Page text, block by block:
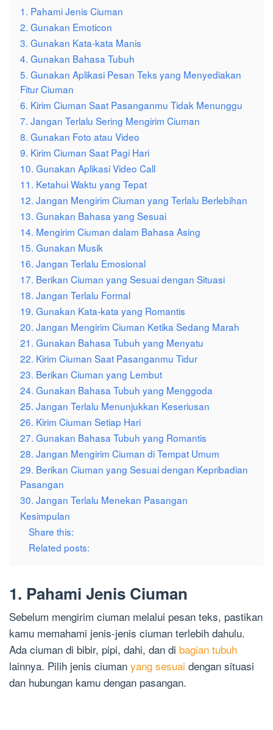
1. Pahami Jenis Ciuman
2. Gunakan Emoticon
3. Gunakan Kata-kata Manis
4. Gunakan Bahasa Tubuh
5. Gunakan Aplikasi Pesan Teks yang Menyediakan
Fitur Ciuman
6. Kirim Ciuman Saat Pasanganmu Tidak Menunggu
7. Jangan Terlalu Sering Mengirim Ciuman
8. Gunakan Foto atau Video
9. Kirim Ciuman Saat Pagi Hari
10. Gunakan Aplikasi Video Call
11. Ketahui Waktu yang Tepat
12. Jangan Mengirim Ciuman yang Terlalu Berlebihan
13. Gunakan Bahasa yang Sesuai
14. Mengirim Ciuman dalam Bahasa Asing
15. Gunakan Musik
16. Jangan Terlalu Emosional
17. Berikan Ciuman yang Sesuai dengan Situasi
18. Jangan Terlalu Formal
19. Gunakan Kata-kata yang Romantis
20. Jangan Mengirim Ciuman Ketika Sedang Marah
21. Gunakan Bahasa Tubuh yang Menyatu
22. Kirim Ciuman Saat Pasanganmu Tidur
23. Berikan Ciuman yang Lembut
24. Gunakan Bahasa Tubuh yang Menggoda
25. Jangan Terlalu Menunjukkan Keseriusan
26. Kirim Ciuman Setiap Hari
27. Gunakan Bahasa Tubuh yang Romantis
28. Jangan Mengirim Ciuman di Tempat Umum
29. Berikan Ciuman yang Sesuai dengan Kepribadian
Pasangan
30. Jangan Terlalu Menekan Pasangan
Kesimpulan
Share this:
Related posts:
1. Pahami Jenis Ciuman
Sebelum mengirim ciuman melalui pesan teks, pastikan
kamu memahami jenis-jenis ciuman terlebih dahulu.
Ada ciuman di bibir, pipi, dahi, dan di bagian tubuh
lainnya. Pilih jenis ciuman yang sesuai dengan situasi
dan hubungan kamu dengan pasangan.